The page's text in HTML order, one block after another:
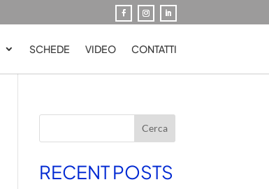
SCHEDE VIDEO CONTATTI
Cerca
RECENT POSTS